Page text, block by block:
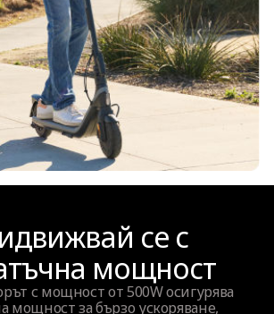
се с
мощност
с мощност от 500W осигурява
мощност за бързо ускоряване,